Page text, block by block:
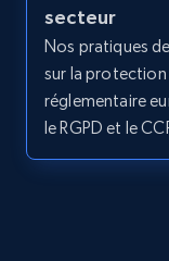
TikTok - Posts
URL, Post id,
count, Share
secteur
Nos pratiques
sur la
réglementaire
le RGPD et le